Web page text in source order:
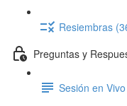
Resiembras
Preguntas y
Sesión en Vivo